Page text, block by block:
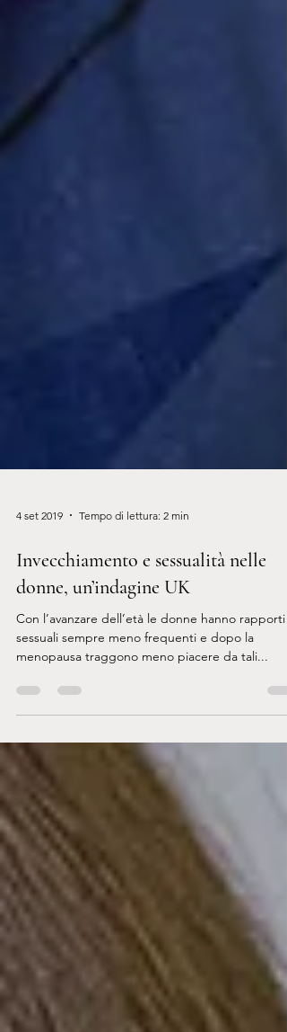
4 set 2019 Tempo di lettura: 2 min
Invecchiamento e sessualità nelle
donne, un’indagine UK
Con l’avanzare dell’età le donne hanno rapporti
menopausa traggono meno piacere da tali...